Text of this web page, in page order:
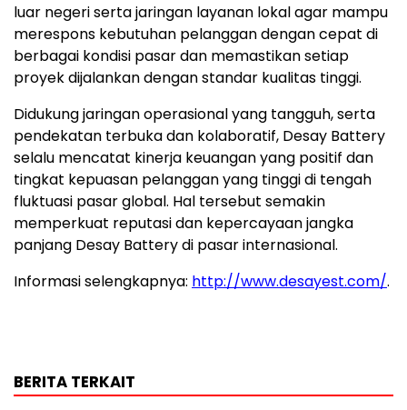
luar negeri serta jaringan layanan lokal agar mampu
merespons kebutuhan pelanggan dengan cepat di
berbagai kondisi pasar dan memastikan setiap
proyek dijalankan dengan standar kualitas tinggi.
Didukung jaringan operasional yang tangguh, serta
pendekatan terbuka dan kolaboratif, Desay Battery
selalu mencatat kinerja keuangan yang positif dan
tingkat kepuasan pelanggan yang tinggi di tengah
fluktuasi pasar global. Hal tersebut semakin
memperkuat reputasi dan kepercayaan jangka
panjang Desay Battery di pasar internasional.
Informasi selengkapnya: http://www.desayest.com/.
BERITA TERKAIT